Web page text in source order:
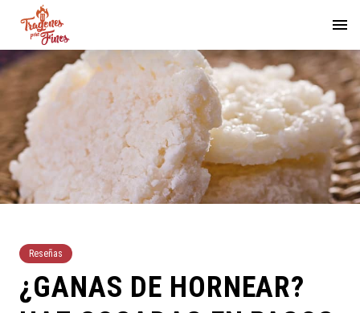
Reseñas
¿GANAS DE HORNEAR?